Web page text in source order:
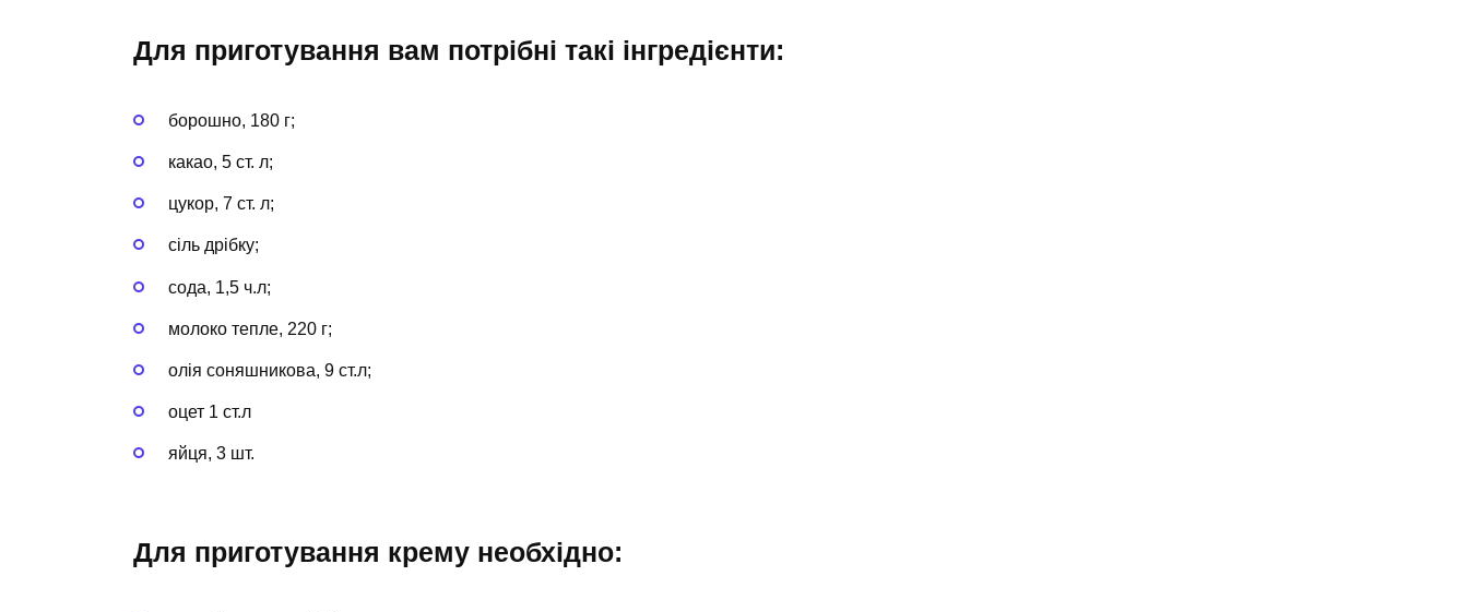
Для приготування вам потрібні такі інгредієнти:
борошно, 180 г;
какао, 5 ст. л;
цукор, 7 ст. л;
сіль дрібку;
сода, 1,5 ч.л;
молоко тепле, 220 г;
олія соняшникова, 9 ст.л;
оцет 1 ст.л
яйця, 3 шт.
Для приготування крему необхідно: